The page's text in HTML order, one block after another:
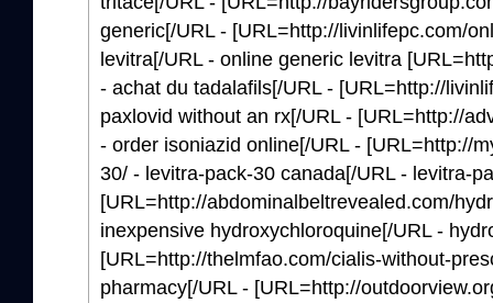
generic[/URL - [URL=http://livinlifepc.com/
levitra[/URL - online generic levitra
- achat du tadalafils[/URL - [URL=http://
paxlovid without an rx[/URL - [URL=http://
- order isoniazid online[/URL - [URL=http://
30/ - levitra-pack-30 canada[/URL - levitra-
[URL=http://abdominalbeltrevealed.com/
inexpensive hydroxychloroquine[/URL -
[URL=http://thelmfao.com/cialis-without-
pharmacy[/URL - [URL=http://